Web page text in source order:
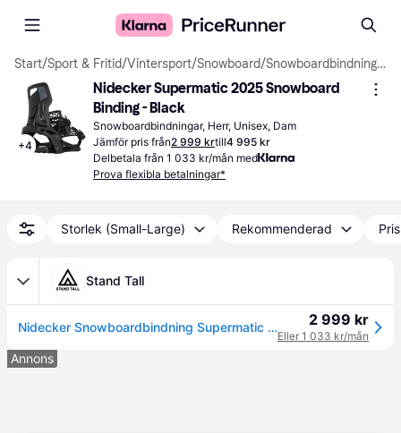
Start/Sport & Fritid/Vintersport/Snowboard/ Snowboardbindningar
+4
Nidecker Supermatic 2025 Snowboard
Binding - Black
Snowboardbindningar, Herr, Unisex, Dam
Jämför pris från2 999 krtill4 995 kr
Delbetala från 1 033 kr/mån med
Prova flexibla betalningar*
Storlek (Small-Large) Rekommenderad
Stand Tall
Nidecker Snowboardbindning Supermatic Step In Black - SMALL 2 999 kr
Eller 1 033 kr/mån
Annons